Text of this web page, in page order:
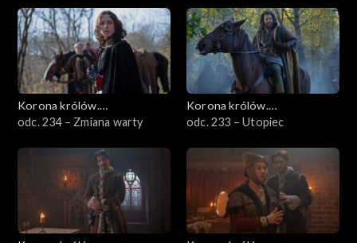
Korona królów.
Jagiellonowie
odc. 234 – Zmiana warty
Korona królów.
Jagiellonowie
odc. 233 – Utopiec